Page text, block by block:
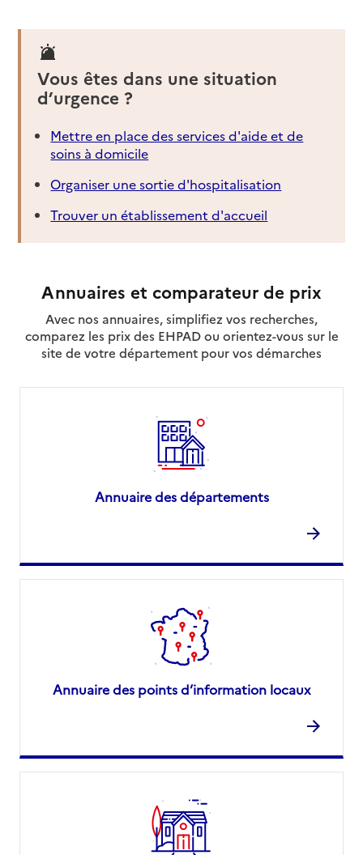
Vous êtes dans une situation
d’urgence ?
Mettre en place des services d'aide et de
soins à domicile
Organiser une sortie d'hospitalisation
Trouver un établissement d'accueil
Annuaires et comparateur de prix
Avec nos annuaires, simplifiez vos recherches,
comparez les prix des EHPAD ou orientez-vous sur le
site de votre département pour vos démarches
Annuaire des départements
Annuaire des points d’information locaux